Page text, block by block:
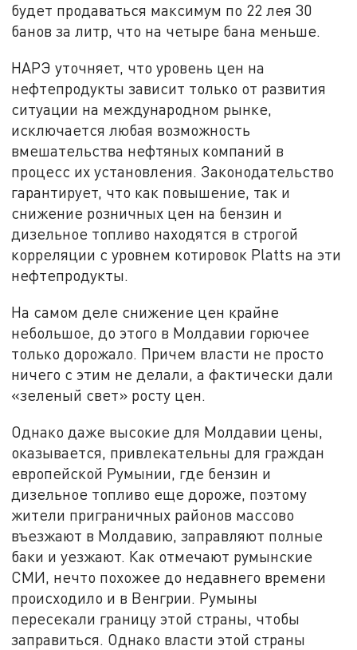
будет продаваться максимум по 22 лея 30
банов за литр, что на четыре бана меньше.
НАРЭ уточняет, что уровень цен на
нефтепродукты зависит только от развития
ситуации на международном рынке,
исключается любая возможность
вмешательства нефтяных компаний в
процесс их установления. Законодательство
гарантирует, что как повышение, так и
снижение розничных цен на бензин и
дизельное топливо находятся в строгой
корреляции с уровнем котировок Platts на эти
нефтепродукты.
На самом деле снижение цен крайне
небольшое, до этого в Молдавии горючее
только дорожало. Причем власти не просто
ничего с этим не делали, а фактически дали
«зеленый свет» росту цен.
Однако даже высокие для Молдавии цены,
оказывается, привлекательны для граждан
европейской Румынии, где бензин и
дизельное топливо еще дороже, поэтому
жители приграничных районов массово
въезжают в Молдавию, заправляют полные
баки и уезжают. Как отмечают румынские
СМИ, нечто похожее до недавнего времени
происходило и в Венгрии. Румыны
пересекали границу этой страны, чтобы
заправиться. Однако власти этой страны